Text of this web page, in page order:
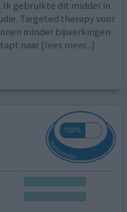
Ik gebruikte dit middel in
Targeted therapy voor
minder bijwerkingen
naar [lees meer...]